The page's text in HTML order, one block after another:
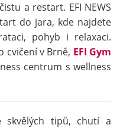
a restart. EFI NEWS
do jara, kde najdete
pohyb i relaxaci.
cvičení v Brně, EFI Gym
centrum s wellness
skvělých tipů, chutí a